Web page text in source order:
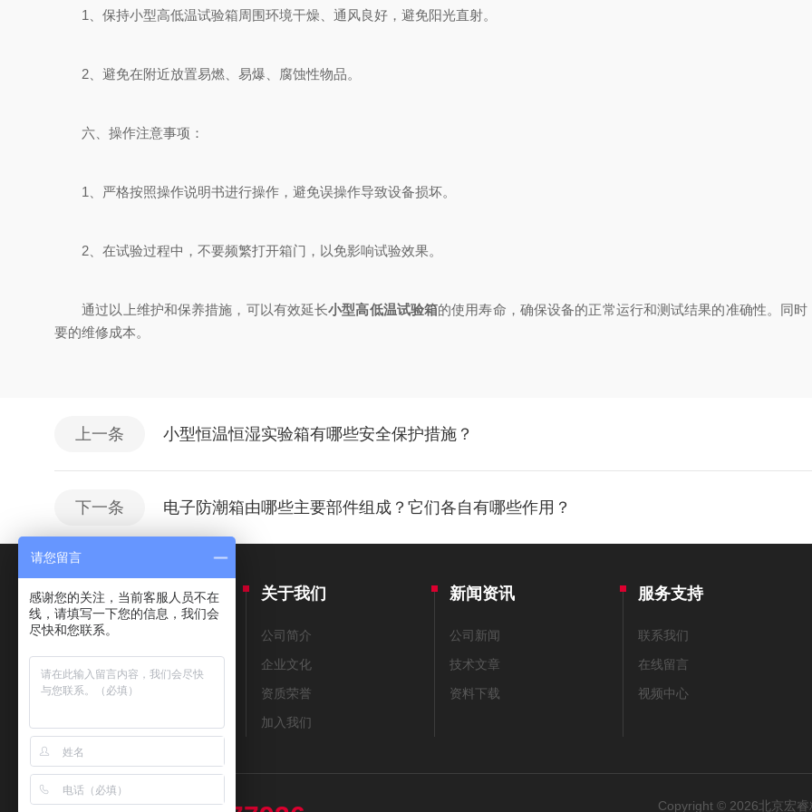
1、保持小型高低温试验箱周围环境干燥、通风良好，避免阳光直射。
2、避免在附近放置易燃、易爆、腐蚀性物品。
六、操作注意事项：
1、严格按照操作说明书进行操作，避免误操作导致设备损坏。
2、在试验过程中，不要频繁打开箱门，以免影响试验效果。
通过以上维护和保养措施，可以有效延长小型高低温试验箱的使用寿命，确保设备的正常运行和测试结果的准确性。同
要的维修成本。
上一条 小型恒温恒湿实验箱有哪些安全保护措施？
下一条 电子防潮箱由哪些主要部件组成？它们各自有哪些作用？
产品中心
THERMAX测温纸
测温笔
关于我们
公司简介
企业文化
资质荣誉
加入我们
新闻资讯
公司新闻
技术文章
资料下载
服务支持
联系我们
在线留言
视频中心
Copyright © 2026北京宏
请您留言
感谢您的关注，当前客服人员不在
线，请填写一下您的信息，我们会
尽快和您联系。